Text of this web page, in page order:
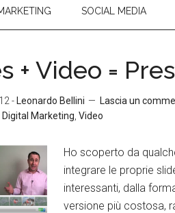
SOCIAL MEDIA
+ Video =
- Leonardo Bellini
Lascia un
Digital Marketing Video
Ho scoperto da
integrare le proprie
interessanti, dalla
versione più costosa,